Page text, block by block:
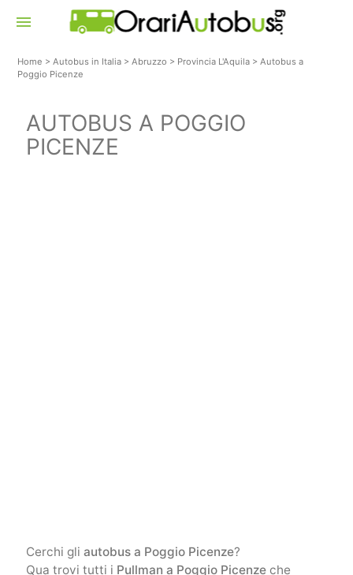
menu
Home >Autobus in Italia >Abruzzo > Provincia L'Aquila >Autobus a
Poggio Picenze
AUTOBUS A POGGIO
PICENZE
Cerchi gli autobus a Poggio Picenze?
Qua trovi tutti i Pullman a Poggio Picenzeche